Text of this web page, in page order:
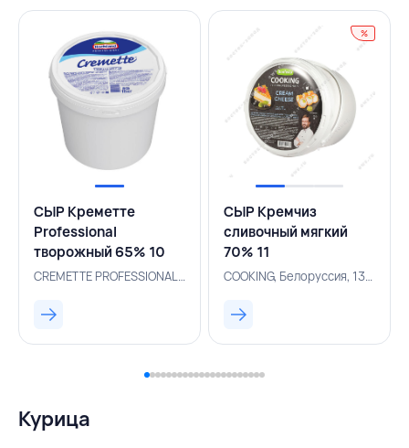
СЫР Креметте
Professional
творожный 65% 10
кг,CREMETTE
CREMETTE PROFESSIONAL, Россия, 131000868
%
СЫР Кремчиз
сливочный мягкий
70% 11
кг,COOKING,БЕЛАРУСЬCOOKING, Белоруссия, 131001042
Курица